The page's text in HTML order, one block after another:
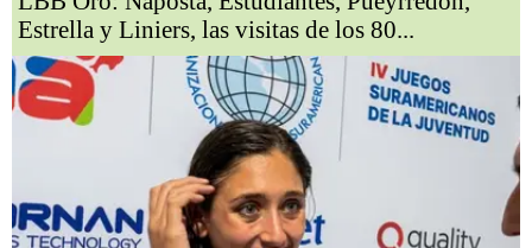
Estrella y Liniers, las visitas de los 80...